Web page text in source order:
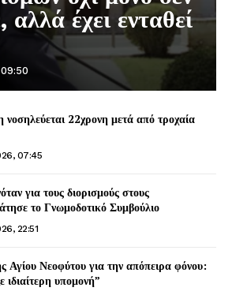
αλλά έχει ενταθεί
22χρονη μετά από τροχαία
07:45
για τους διορισμούς στους
το Γνωμοδοτικό Συμβούλιο
22:51
Αγίου Νεοφύτου για την απόπειρα φόνου:
ιδιαίτερη υπομονή”